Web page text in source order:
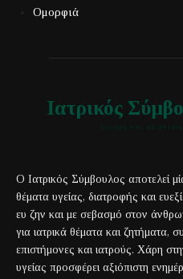
Ομορφιά
Ιατρικός
Ο Ιατρικός Σύμβουλος αποτελεί
θέματα υγείας, διατροφής και
ευ ζην και με σεβασμό στον
για ιατρικά θέματα και ζητήματα,
επιστήμονες και ιατρούς. Χάρη
υγείας προσφέρει αξιόπιστη